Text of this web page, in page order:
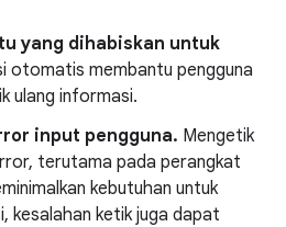
yang dihabiskan untuk
otomatis membantu pengguna
ulang informasi.
input pengguna. Mengetik
terutama pada perangkat
kebutuhan untuk
kesalahan ketik juga dapat